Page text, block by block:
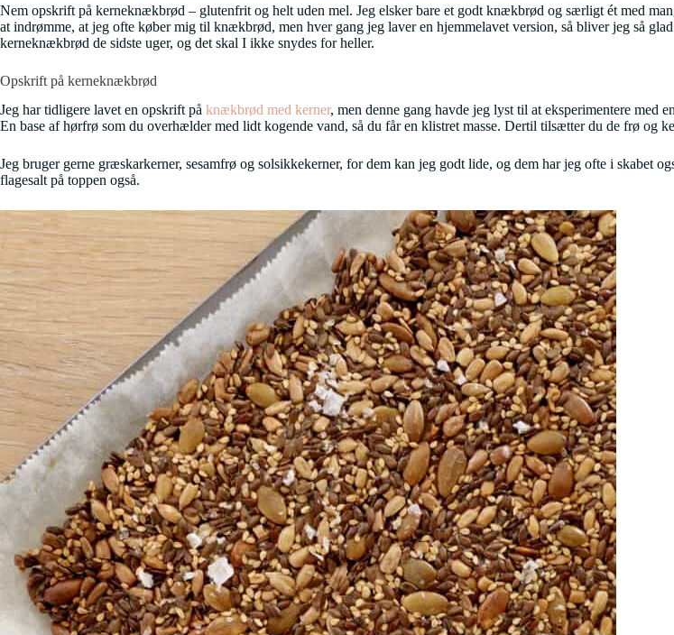
Nem opskrift på kerneknækbrød – glutenfrit og helt uden mel. Jeg elsker bare et godt knækbrød og særligt ét med
at indrømme, at jeg ofte køber mig til knækbrød, men hver gang jeg laver en hjemmelavet version, så bliver jeg så
kerneknækbrød de sidste uger, og det skal I ikke snydes for heller.
Opskrift på kerneknækbrød
Jeg har tidligere lavet en opskrift på knækbrød med kerner, men denne gang havde jeg lyst til at eksperimentere med
En base af hørfrø som du overhælder med lidt kogende vand, så du får en klistret masse. Dertil tilsætter du de frø og
Jeg bruger gerne græskarkerner, sesamfrø og solsikkekerner, for dem kan jeg godt lide, og dem har jeg ofte i skabet
flagesalt på toppen også.